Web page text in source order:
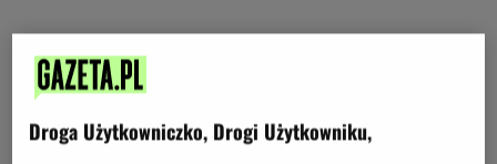
Droga Użytkowniczko, Drogi Użytkowniku,